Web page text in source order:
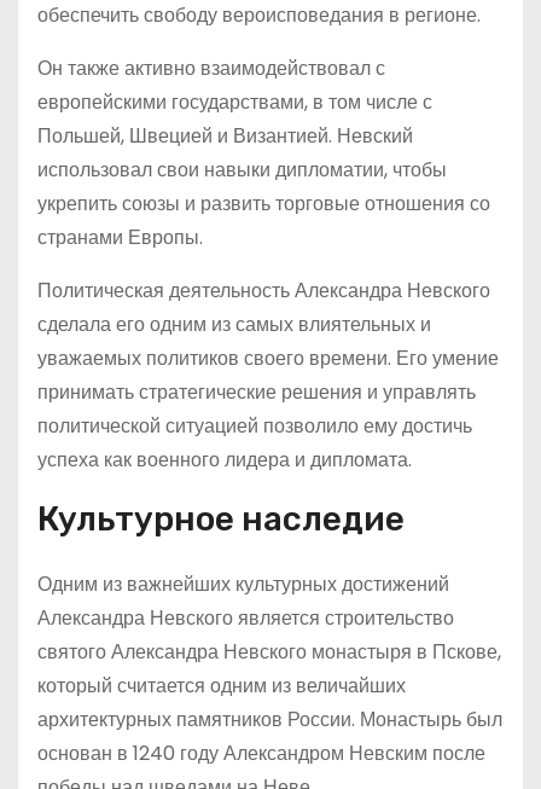
обеспечить свободу вероисповедания в регионе.
Он также активно взаимодействовал с
европейскими государствами, в том числе с
Польшей, Швецией и Византией. Невский
использовал свои навыки дипломатии, чтобы
укрепить союзы и развить торговые отношения со
странами Европы.
Политическая деятельность Александра Невского
сделала его одним из самых влиятельных и
уважаемых политиков своего времени. Его умение
принимать стратегические решения и управлять
политической ситуацией позволило ему достичь
успеха как военного лидера и дипломата.
Культурное наследие
Одним из важнейших культурных достижений
Александра Невского является строительство
святого Александра Невского монастыря в Пскове,
который считается одним из величайших
архитектурных памятников России. Монастырь был
основан в 1240 году Александром Невским после